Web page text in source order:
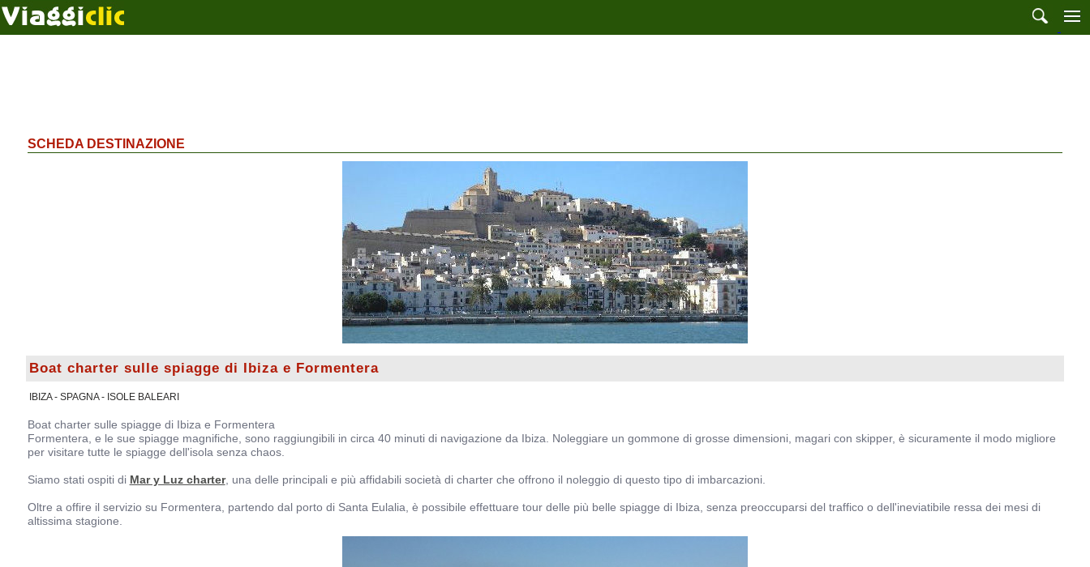
SCHEDA DESTINAZIONE
Boat charter sulle spiagge di Ibiza e Formentera
IBIZA - SPAGNA - ISOLE BALEARI
Boat charter sulle spiagge di Ibiza e Formentera
Formentera, e le sue spiagge magnifiche, sono raggiungibili in circa 40 minuti di navigazione da Ibiza. Noleggiare un gommone di grosse dimensioni, magari con skipper, è sicuramente il modo migliore
per visitare tutte le spiagge dell'isola senza chaos.
Siamo stati ospiti di Mar y Luz charter, una delle principali e più affidabili società di charter che offrono il noleggio di questo tipo di imbarcazioni.
Oltre a offire il servizio su Formentera, partendo dal porto di Santa Eulalia, è possibile effettuare tour delle più belle spiagge di Ibiza, senza preoccuparsi del traffico o dell'ineviatibile ressa dei mesi di
altissima stagione.